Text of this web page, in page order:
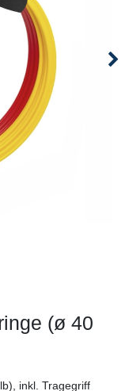
(ø 40
inkl. Tragegriff